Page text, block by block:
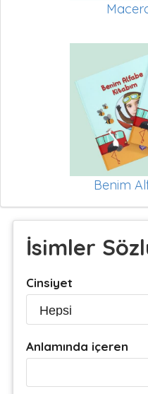
Benim
İsimler
Cinsiyet
Anlamında içeren